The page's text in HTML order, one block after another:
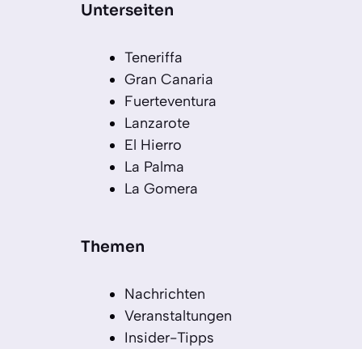
Unterseiten
Teneriffa
Gran Canaria
Fuerteventura
Lanzarote
El Hierro
La Palma
La Gomera
Themen
Nachrichten
Veranstaltungen
Insider-Tipps